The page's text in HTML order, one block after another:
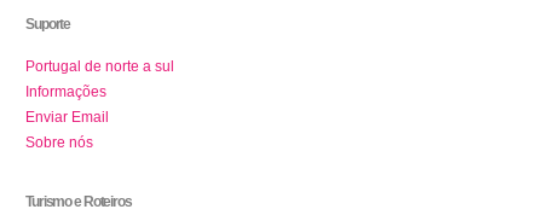
Suporte
Portugal de norte a sul
Informações
Enviar Email
Sobre nós
Turismo e Roteiros